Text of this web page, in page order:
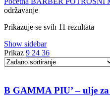
održavanje
Prikazuje se svih 11 rezultata
Show sidebar
Prikaz 9 24 36
B GAMMA PIU’ – ulje